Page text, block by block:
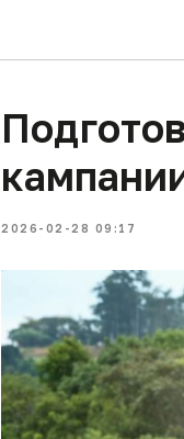
2026-02-28 09:17